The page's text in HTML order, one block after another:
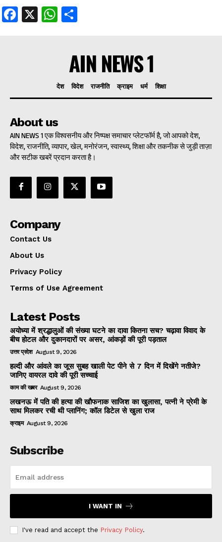
Facebook
X WhatsApp
AIN NEWS 1
देश विदेश राजनीति क्राइम धर्म शिक्षा
About us
AIN NEWS 1 एक विश्वसनीय और निष्पक्ष समाचार प्लेटफॉर्म है, जो आपको देश,
विदेश, राजनीति, व्यापार, खेल, मनोरंजन, स्वास्थ्य, शिक्षा और तकनीक से जुड़ी ताज़ा
और सटीक खबरें प्रदान करता है।
Company
Contact Us
About Us
Privacy Policy
Terms of Use Agreement
Latest Posts
अयोध्या में श्रद्धालुओं की संख्या घटने का दावा कितना सच? चढ़ावा विवाद के
बीच होटल और दुकानदारों पर असर, आंकड़ों की पूरी पड़ताल
उत्तर प्रदेश August 9, 2026
हल्दी और आंवले का जूस सुबह खाली पेट पीने से 7 दिन में दिखेंगे नतीजे?
जानिए वायरल दावे की पूरी सच्चाई
काम की खबर August 9, 2026
लखनऊ में पति की हत्या की खौफनाक साजिश का खुलासा, पत्नी ने प्रेमी के
साथ मिलकर रची थी प्लानिंग; कॉल डिटेल से खुला राज
क्राइम August 9, 2026
Subscribe
I WANT IN
I've read and accept the Privacy Policy.